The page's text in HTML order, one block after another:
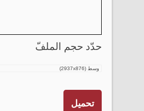
حدّد حجم الملفّ
تحميل